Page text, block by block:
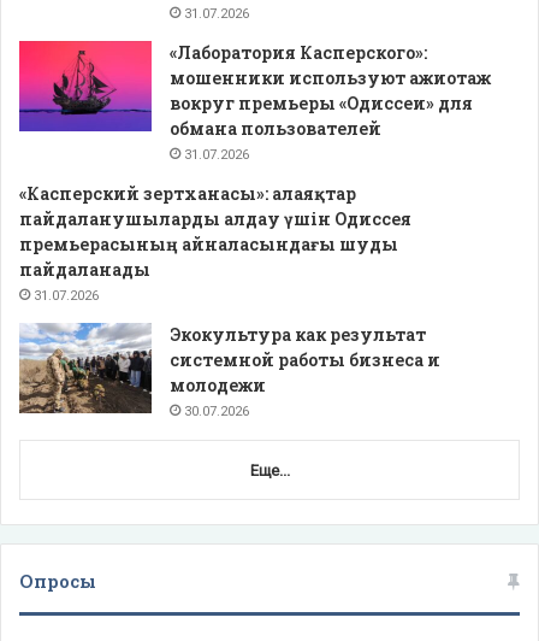
31.07.2026
«Лаборатория Касперского»:
мошенники используют ажиотаж
вокруг премьеры «Одиссеи» для
обмана пользователей
31.07.2026
«Касперский зертханасы»: алаяқтар
пайдаланушыларды алдау үшін Одиссея
премьерасының айналасындағы шуды
пайдаланады
31.07.2026
Экокультура как результат
системной работы бизнеса и
молодежи
30.07.2026
Еще...
Опросы